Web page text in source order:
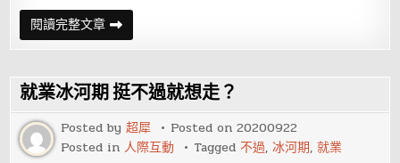
閱讀完整文章這
輩
子
遠
都
需
要，
一
個
工
就業冰河期 挺不過就想走？
Posted by超犀 Posted on20200922
Posted in人際互動 Tagged不過,冰河期,就業